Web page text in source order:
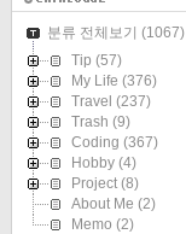
분류 전체보기 (1067)
Tip (57)
My Life (376)
Travel (237)
Trash (9)
Coding (367)
Hobby (4)
Project (8)
About Me (2)
Memo (2)